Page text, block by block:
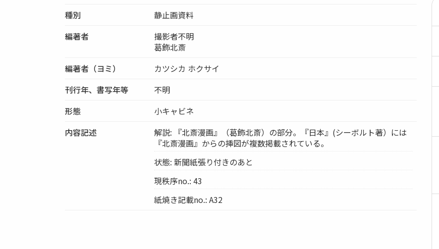
種別
静止画資料
編著者
撮影者不明
葛飾北斎
編著者（ヨミ）
カツシカ ホクサイ
刊行年、書写年等
不明
形態
小キャビネ
内容記述
解説: 『北斎漫画』（葛飾北斎）の部分。『日本』(シーボルト著）には
『北斎漫画』からの挿図が複数掲載されている。
状態: 新聞紙張り付きのあと
現秩序no.: 43
紙焼き記載no.: A32